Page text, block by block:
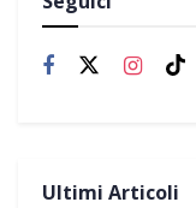
Ultimi Articoli